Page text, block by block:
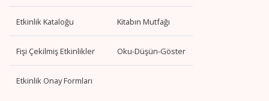
Etkinlik Kataloğu Kitabın Mutfağı
Fişi Çekilmiş Etkinlikler Oku-Düşün-Göster
Etkinlik Onay Formları